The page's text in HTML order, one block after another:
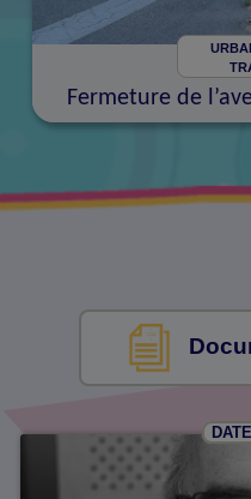
Fermeture de